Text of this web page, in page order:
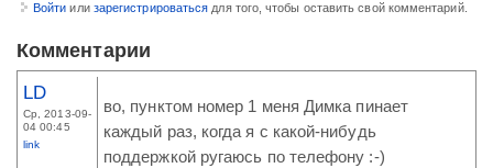
Войти или зарегистрироваться для того, чтобы оставить свой комментарий.
Комментарии
LD
Ср, 2013-09-
04 00:45
link
во, пунктом номер 1 меня Димка пинает
каждый раз, когда я с какой-нибудь
поддержкой ругаюсь по телефону :-)